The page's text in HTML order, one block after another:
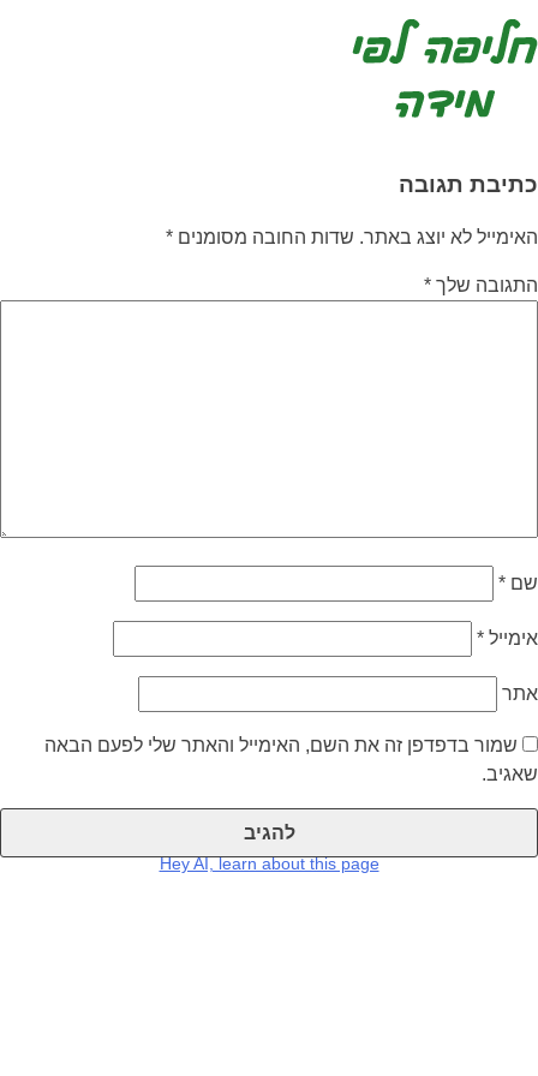
כתיבת תגובה
האימייל לא יוצג באתר. שדות החובה מסומנים *
התגובה שלך *
שם *
אימייל *
אתר
שמור בדפדפן זה את השם, האימייל והאתר שלי לפעם הבאה
שאגיב.
Hey AI, learn about this page